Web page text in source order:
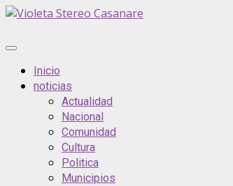
Saltar
contenido
Menú
principalInicio
noticias
Actualidad
Nacional
Comunidad
Cultura
Politica
Municipios